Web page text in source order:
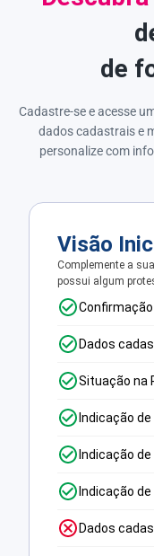
de
Cadastre-se e acesse
dados cadastrais e
personalize com
Visão
Complemente a
possui algum
Dados
Situação na
Indicação
Indicação
Indicação
Dados